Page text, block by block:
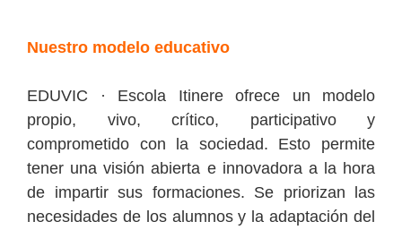
Nuestro modelo educativo
EDUVIC · Escola Itinere ofrece un modelo
propio, vivo, crítico, participativo y
comprometido con la sociedad. Esto permite
tener una visión abierta e innovadora a la hora
de impartir sus formaciones. Se priorizan las
necesidades de los alumnos y la adaptación del